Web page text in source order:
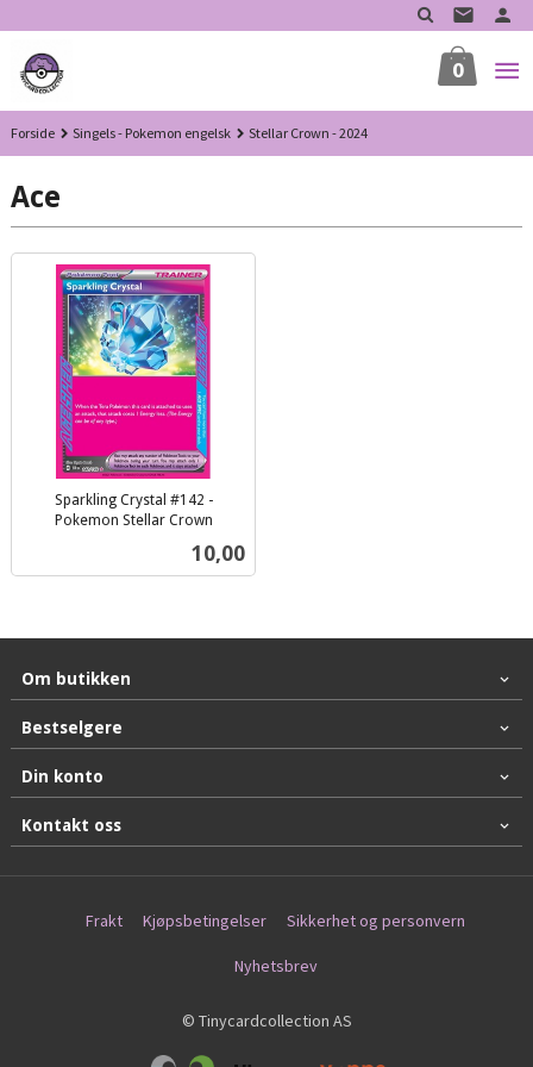
til
innholdet
0
Forside Singels - Pokemon engelsk Stellar Crown - 2024
Ace
Sparkling Crystal #142 -
Pokemon Stellar Crown
Pris
10,00
Om butikken
Bestselgere
Din konto
Kontakt oss
Frakt Kjøpsbetingelser Sikkerhet og personvern
Nyhetsbrev
© Tinycardcollection AS